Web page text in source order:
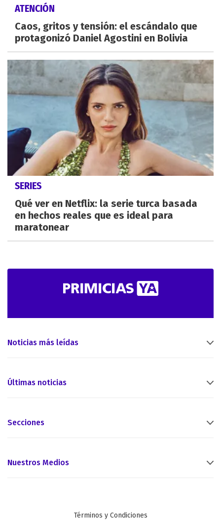
ATENCIÓN
Caos, gritos y tensión: el escándalo que
protagonizó Daniel Agostini en Bolivia
SERIES
Qué ver en Netflix: la serie turca basada
en hechos reales que es ideal para
maratonear
Noticias más leídas
Últimas noticias
Secciones
Nuestros Medios
Términos y Condiciones